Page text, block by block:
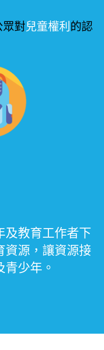
眾對兒童權利 的認
及教育工作者下
資源，讓資源接
少年。